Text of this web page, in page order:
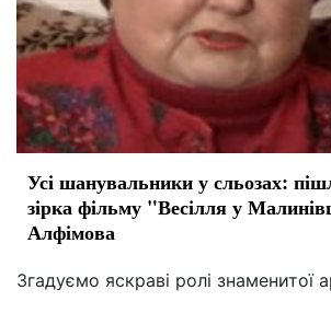
Усі шанувальники у сльозах:
зірка фільму "Весілля у
Алфімова
Згадуємо яскраві ролі знаменитої